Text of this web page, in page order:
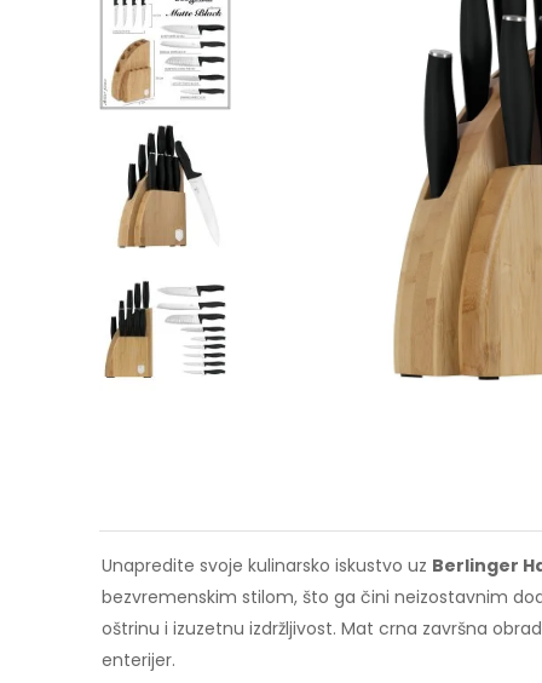
Unapredite svoje kulinarsko iskustvo uz Berlinger
bezvremenskim stilom, što ga čini neizostavnim
oštrinu i izuzetnu izdržljivost. Mat crna završna
enterijer.